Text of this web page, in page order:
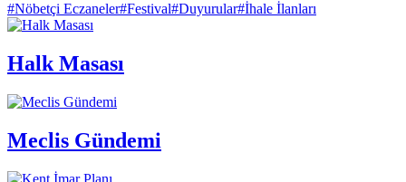
#Nöbetçi Eczaneler#Festival#Duyurular#İhale İlanları
Halk Masası
Meclis Gündemi